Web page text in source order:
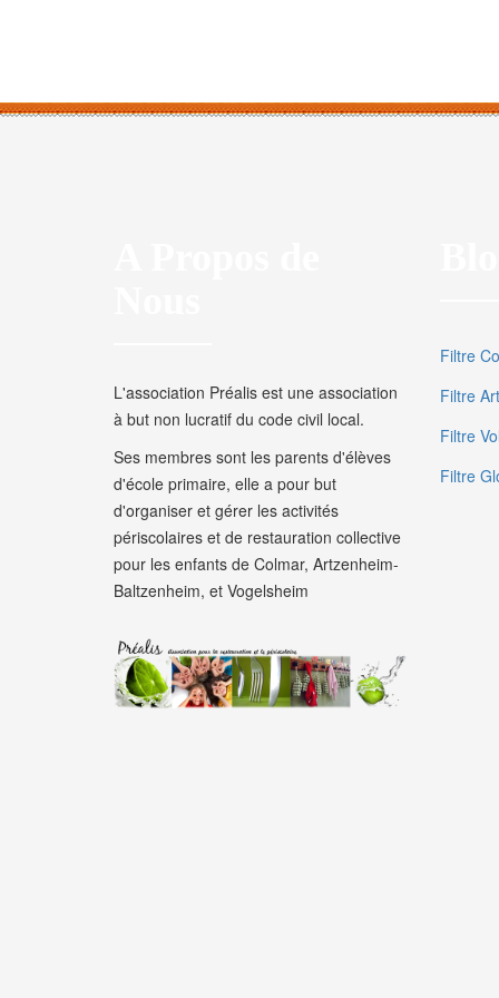
L'association Préalis est une association
à but non lucratif du code civil local.
Ses membres sont les parents d'élèves
d'école primaire, elle a pour but
d'organiser et gérer les activités
périscolaires et de restauration collective
pour les enfants de Colmar, Artzenheim-
Baltzenheim, et Vogelsheim
Filtre
Filtre
Filtre
Filtre